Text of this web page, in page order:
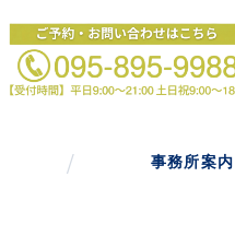
事務所案内